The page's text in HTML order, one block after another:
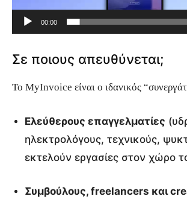
μ
Α
ν
π
γ
00:00
Σε ποιους απευθύνεται;
Το MyInvoice είναι ο ιδανικός
Ελεύθερους επαγγελματίες
ηλεκτρολόγους, τεχνικούς,
εκτελούν εργασίες στον χώρο
Συμβούλους, freelancers και